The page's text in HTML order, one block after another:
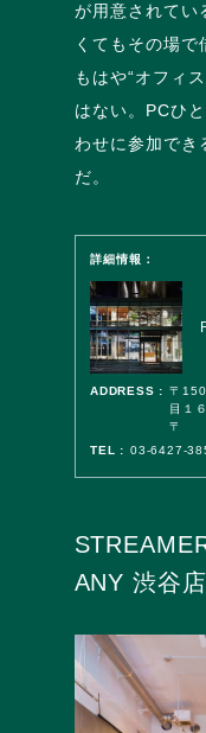
が用意されてい
くてもその場で
もはや“オフィ
はない。PCひ
わせに参加でき
だ。
詳細情報：
ADDRESS : 〒
目１
〒
TEL : 03-6427-
ANY 渋谷店